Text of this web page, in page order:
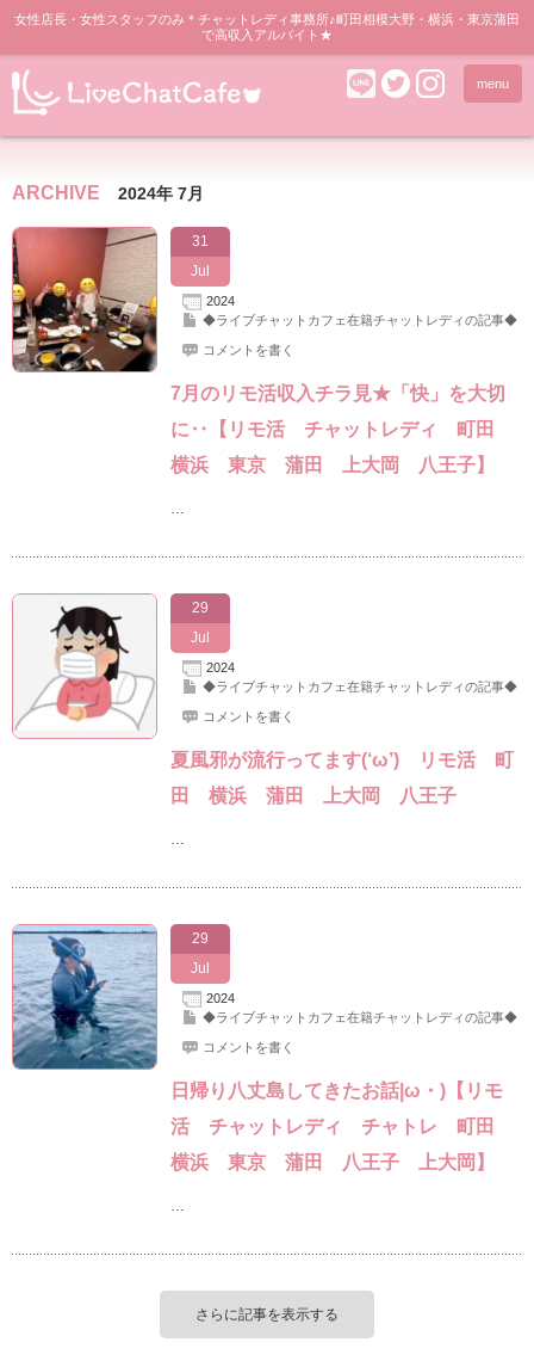
女性店長・女性スタッフのみ＊チャットレディ事務所♪町田相模大野・横浜・東京蒲田
で高収入アルバイト★
menu
ARCHIVE 2024年 7月
31
Jul
2024
◆ライブチャットカフェ在籍チャットレディの記事◆
コメントを書く
7月のリモ活収入チラ見★「快」を大切
に‥【リモ活 チャットレディ 町田
横浜 東京 蒲田 上大岡 八王子】
…
29
Jul
2024
◆ライブチャットカフェ在籍チャットレディの記事◆
コメントを書く
夏風邪が流行ってます(‘ω’) リモ活 町
田 横浜 蒲田 上大岡 八王子
…
29
Jul
2024
◆ライブチャットカフェ在籍チャットレディの記事◆
コメントを書く
日帰り八丈島してきたお話|ω・)【リモ
活 チャットレディ チャトレ 町田
横浜 東京 蒲田 八王子 上大岡】
…
さらに記事を表示する